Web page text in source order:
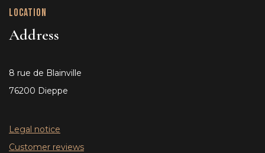
Location
Address
8 rue de Blainville
76200 Dieppe
Legal notice
Customer reviews